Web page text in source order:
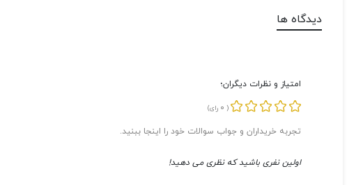
دیدگاه ها
امتیاز و نظرات دیگران؛
(
0 رای)
تجربه خریداران و جواب سوالات خود را اینجا ببنید.
اولین نفری باشید که نظری می دهید!